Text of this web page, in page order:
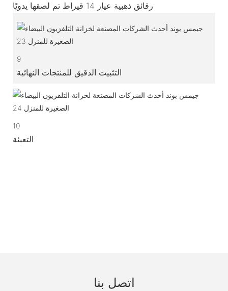
رقائق ذهبية عيار 14 قيراط تم لصقها يدويًا
9
التثبيت الدقيق للمنتجات النهائية
10
التعبئة
اتصل بنا